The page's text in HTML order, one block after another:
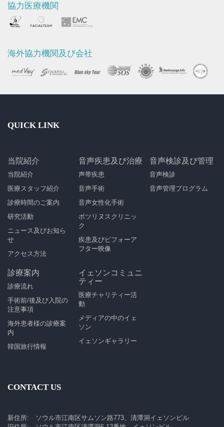
協力医療機関
海外協力機関及び会社
QUICK LINK
当院紹介
当院紹介
医療スタッフ紹介
診療時間のご案内
研究活動
ニュース及びお知ら
せ
アクセス方法
音声疾患及び治療
声帯疾患
音声手術
音声女性化手術
ボツリヌスクリニッ
ク
疾患及びビフォーア
フター映像
音声検診及び管理
音声検診
音声管理プログラム
診療案内
診療流れ
手術前/後及び入院の
注意事項
海外患者様の診療案
内
韓国旅行情報
イェソンコミュニ
ティー
医療チャリティー活
動
メディアの中のイェ
ソン
イェソンギャラリー
CONTACT US
新住所: ソウル市江南区サムソン路773、清潭洞イェソンビル